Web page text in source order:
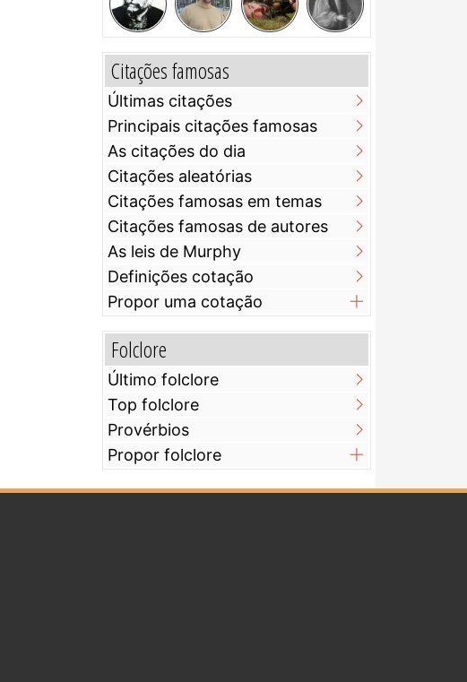
Citações famosas
Últimas citações
Principais citações famosas
As citações do dia
Citações aleatórias
Citações famosas em temas
Citações famosas de autores
As leis de Murphy
Definições cotação
Propor uma cotação
Folclore
Último folclore
Top folclore
Provérbios
Propor folclore